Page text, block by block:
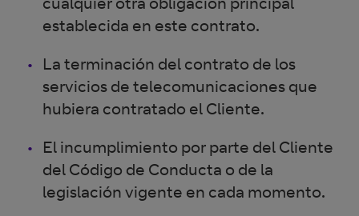
establecida en este contrato.
La terminación del contrato de los
servicios de telecomunicaciones que
hubiera contratado el Cliente.
El incumplimiento por parte del Cliente
del Código de Conducta o de la
legislación vigente en cada momento.